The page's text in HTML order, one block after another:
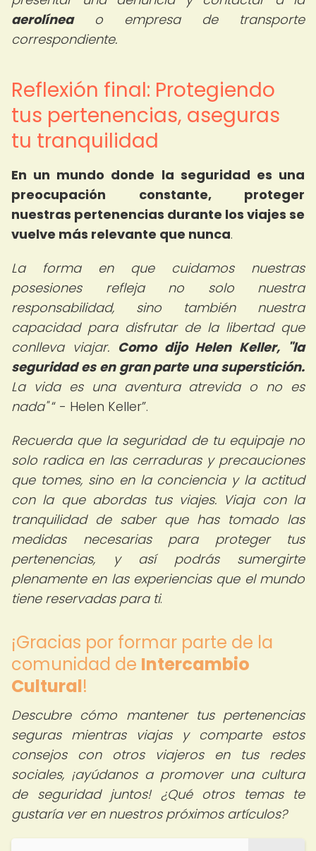
aerolíneao empresa de transporte
correspondiente.
Reflexión final: Protegiendo
tus pertenencias, aseguras
tu tranquilidad
En un mundo donde la seguridad es una
preocupación constante, proteger
nuestras pertenencias durante los viajes se
vuelve más relevante que nunca.
La forma en que cuidamos nuestras
posesiones refleja no solo nuestra
responsabilidad, sino también nuestra
capacidad para disfrutar de la libertad que
conlleva viajar. Como dijo Helen Keller, "la
seguridad es en gran parte una superstición.
La vida es una aventura atrevida o no es
nada"
- Helen Keller .
Recuerda que la seguridad de tu equipaje no
solo radica en las cerraduras y precauciones
que tomes, sino en la conciencia y la actitud
con la que abordas tus viajes. Viaja con la
tranquilidad de saber que has tomado las
medidas necesarias para proteger tus
pertenencias, y así podrás sumergirte
plenamente en las experiencias que el mundo
tiene reservadas para ti.
¡Gracias por formar parte de la
comunidad de Intercambio
Cultural!
Descubre cómo mantener tus pertenencias
seguras mientras viajas y comparte estos
consejos con otros viajeros en tus redes
sociales, ¡ayúdanos a promover una cultura
de seguridad juntos! ¿Qué otros temas te
gustaría ver en nuestros próximos artículos?